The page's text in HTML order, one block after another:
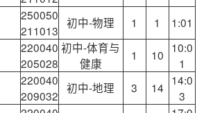
250050
211013
初中-物理 1 1 1:01
220040
205028
初中-体育与
健康
1 10 10:0
1
220040
209032
初中-地理 3 14 14:0
3